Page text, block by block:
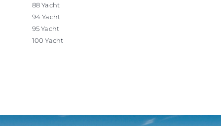
88 Yacht
94 Yacht
95 Yacht
100 Yacht